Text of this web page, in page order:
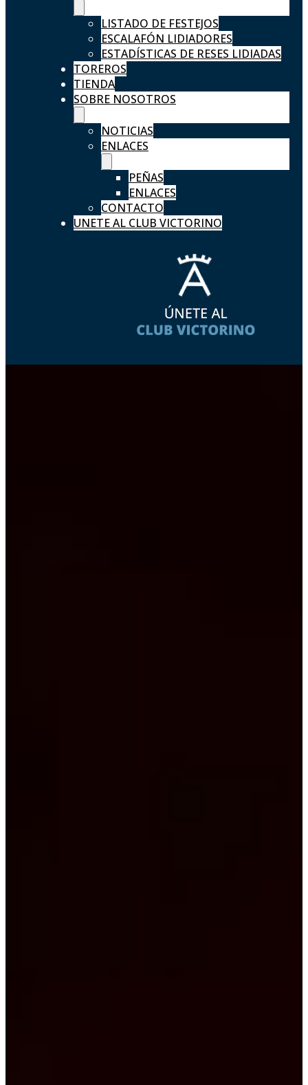
LISTADO DE FESTEJOS
ESCALAFÓN LIDIADORES
ESTADÍSTICAS DE RESES LIDIADAS
TOREROS
TIENDA
SOBRE NOSOTROS
NOTICIAS
ENLACES
PEÑAS
ENLACES
CONTACTO
UNETE AL CLUB VICTORINO